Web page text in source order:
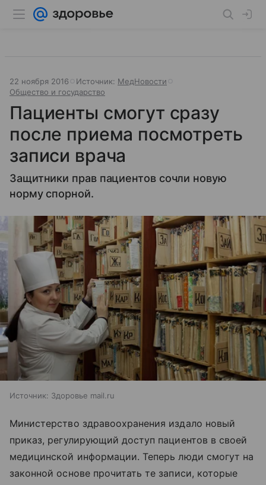
22 ноября 2016 Источник: МедНовости
Общество и государство
Пациенты смогут сразу
после приема посмотреть
записи врача
Защитники прав пациентов сочли новую
норму спорной.
Источник: Здоровье mail.ru
Министерство здравоохранения издало новый
приказ, регулирующий доступ пациентов в своей
медицинской информации. Теперь люди смогут на
законной основе прочитать те записи, которые